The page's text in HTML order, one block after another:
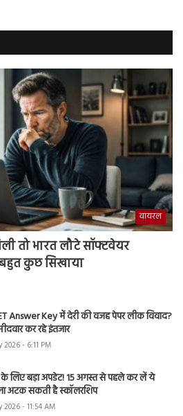
वायरल
तो भारत लौटे सॉफ्टवेयर
कुछ सिखाया
Answer Key में देरी की वजह पेपर लीक विवाद?
कर रहे इंतजार
2026 - 6:11 PM
के लिए बड़ा अपडेट! 15 अगस्त से पहले कर लें ये
अटक सकती है स्कॉलरशिप
2026 - 11:54 AM